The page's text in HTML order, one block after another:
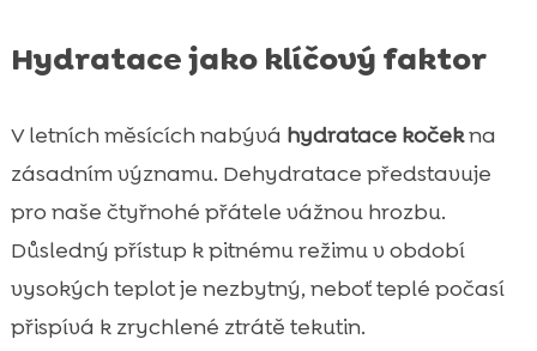
Hydratace jako klíčový faktor
V letních měsících nabývá hydratace kočekna
zásadním významu. Dehydratace představuje
pro naše čtyřnohé přátele vážnou hrozbu.
Důsledný přístup k pitnému režimu v období
vysokých teplot je nezbytný, neboť teplé počasí
přispívá k zrychlené ztrátě tekutin.